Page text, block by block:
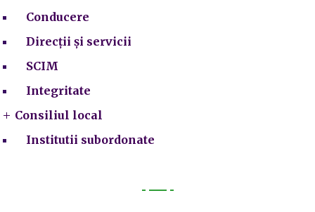
Conducere
Direcții și servicii
SCIM
Integritate
Consiliul local
Institutii subordonate